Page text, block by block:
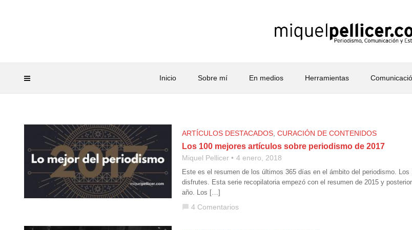
Inicio Sobre mí En medios Herramientas
ARTÍCULOS DESTACADOS CURACIÓN DE CONTENIDOS
Los 100 mejores artículos sobre periodismo de 2017
Miquel Pellicer 4 enero, 2018
Este es el resumen de los últimos 365 días en el ámbito del periodismo.
disfrutes. Esta serie recopilatoria empezó con el resumen de 2015 y
año. Los […]
chat_bubble 4 Comentarios